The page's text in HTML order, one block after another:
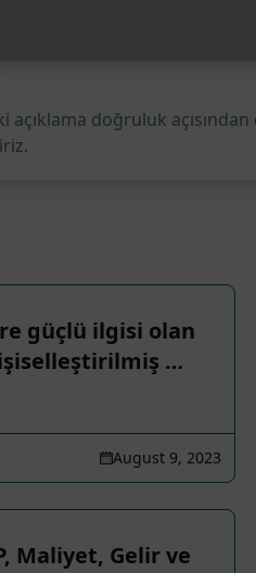
açıklama doğruluk
güçlü ilgisi olan
…
August 9, 2023
Maliyet, Gelir ve